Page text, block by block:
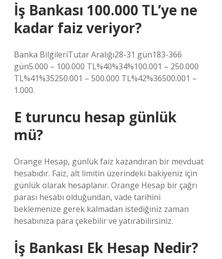
İş Bankası 100.000 TL’ye ne
kadar faiz veriyor?
Banka BilgileriTutar Aralığı28-31 gün183-366
gün5.000 – 100.000 TL%40%34%100.001 – 250.000
TL%41%35250.001 – 500.000 TL%42%36500.001 –
1.000.
E turuncu hesap günlük
mü?
Orange Hesap, günlük faiz kazandıran bir mevduat
hesabıdır. Faiz, alt limitin üzerindeki bakiyeniz için
günlük olarak hesaplanır. Orange Hesap bir çağrı
parası hesabı olduğundan, vade tarihini
beklemenize gerek kalmadan istediğiniz zaman
hesabınıza para çekebilir ve yatırabilirsiniz.
İş Bankası Ek Hesap Nedir?